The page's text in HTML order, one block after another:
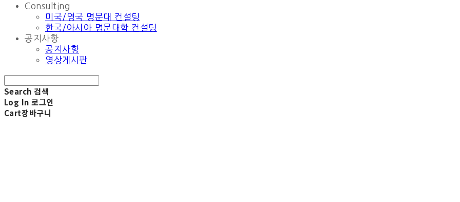
Consulting
미국/영국 명문대 컨설팅
한국/아시아 명문대학 컨설팅
공지사항
공지사항
영상게시판
Search 검색
Log In 로그인
Cart장바구니